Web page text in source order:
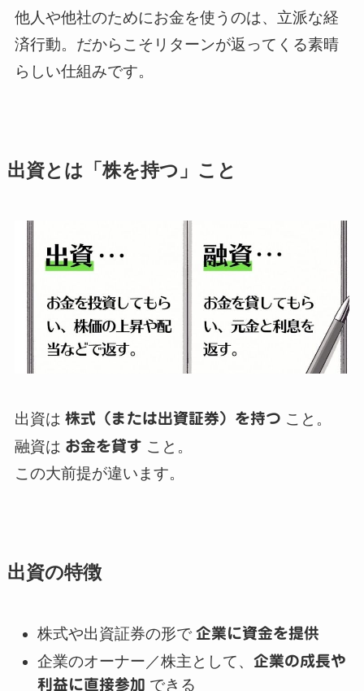
他人や他社のためにお金を使うのは、立派な経
済行動。だからこそリターンが返ってくる素晴
らしい仕組みです。
出資とは「株を持つ」こと
出資は 株式（または出資証券）を持つ こと。
融資は お金を貸す こと。
この大前提が違います。
出資の特徴
株式や出資証券の形で企業に資金を提供
企業のオーナー／株主として、企業の成長や
利益に直接参加 できる